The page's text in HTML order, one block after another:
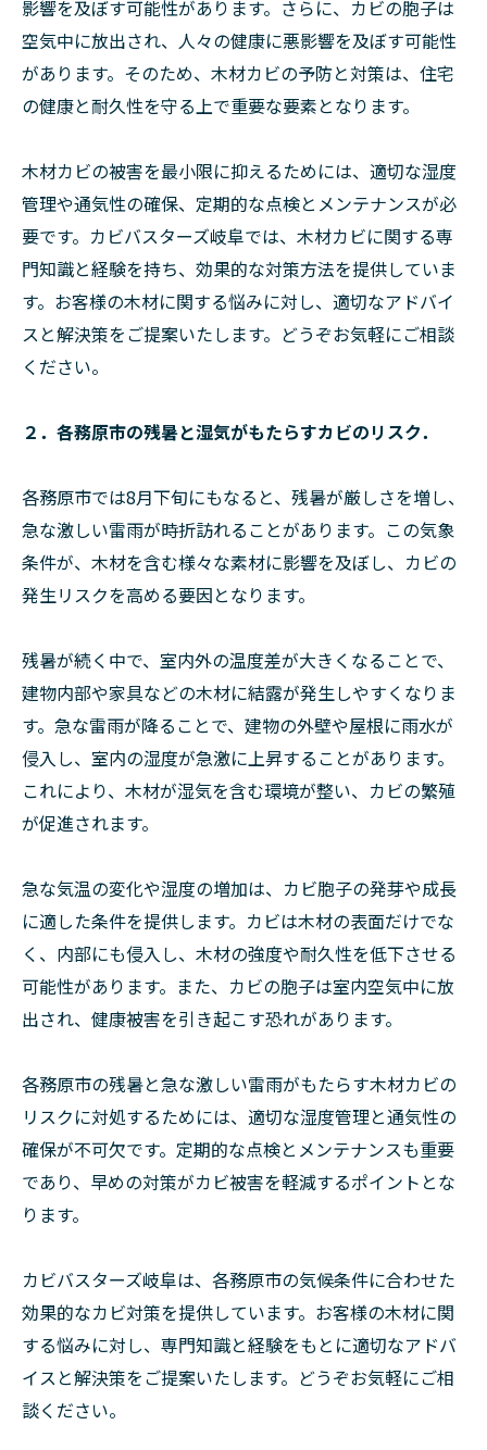
影響を及ぼす可能性があります。さらに、カビの胞子は
空気中に放出され、人々の健康に悪影響を及ぼす可能性
があります。そのため、木材カビの予防と対策は、住宅
の健康と耐久性を守る上で重要な要素となります。
木材カビの被害を最小限に抑えるためには、適切な湿度
管理や通気性の確保、定期的な点検とメンテナンスが必
要です。カビバスターズ岐阜では、木材カビに関する専
門知識と経験を持ち、効果的な対策方法を提供していま
す。お客様の木材に関する悩みに対し、適切なアドバイ
スと解決策をご提案いたします。どうぞお気軽にご相談
ください。
２．各務原市の残暑と湿気がもたらすカビのリスク．
各務原市では8月下旬にもなると、残暑が厳しさを増し、
急な激しい雷雨が時折訪れることがあります。この気象
条件が、木材を含む様々な素材に影響を及ぼし、カビの
発生リスクを高める要因となります。
残暑が続く中で、室内外の温度差が大きくなることで、
建物内部や家具などの木材に結露が発生しやすくなりま
す。急な雷雨が降ることで、建物の外壁や屋根に雨水が
侵入し、室内の湿度が急激に上昇することがあります。
これにより、木材が湿気を含む環境が整い、カビの繁殖
が促進されます。
急な気温の変化や湿度の増加は、カビ胞子の発芽や成長
に適した条件を提供します。カビは木材の表面だけでな
く、内部にも侵入し、木材の強度や耐久性を低下させる
可能性があります。また、カビの胞子は室内空気中に放
出され、健康被害を引き起こす恐れがあります。
各務原市の残暑と急な激しい雷雨がもたらす木材カビの
リスクに対処するためには、適切な湿度管理と通気性の
確保が不可欠です。定期的な点検とメンテナンスも重要
であり、早めの対策がカビ被害を軽減するポイントとな
ります。
カビバスターズ岐阜は、各務原市の気候条件に合わせた
効果的なカビ対策を提供しています。お客様の木材に関
する悩みに対し、専門知識と経験をもとに適切なアドバ
イスと解決策をご提案いたします。どうぞお気軽にご相
談ください。